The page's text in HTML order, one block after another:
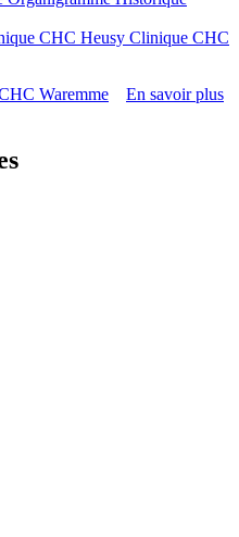
CHC Heusy Clinique CHC
Waremme
En savoir plus